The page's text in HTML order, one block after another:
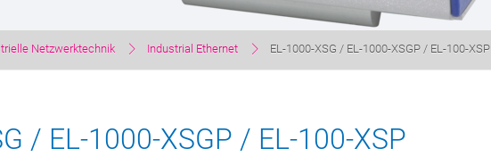
Netzwerktechnik Industrial Ethernet EL-1000-XSG / EL-1000-XSGP / EL-100-XSP
/ EL-1000-XSGP / EL-100-XSP